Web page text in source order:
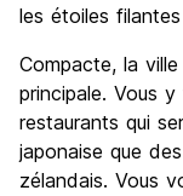
les étoiles
Compacte, la
principale. Vous
restaurants qui
japonaise que
zélandais. Vous